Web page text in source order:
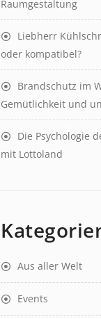
Raumgestaltung
Liebherr
oder kompatibel?
Brandschutz im
Gemütlichkeit und
Die Psychologie
mit Lottoland
Aus aller Welt
Events